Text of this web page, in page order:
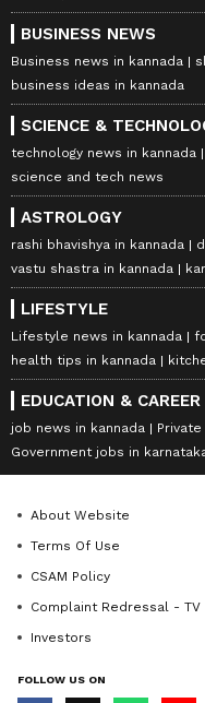
BUSINESS NEWS
Business news in kannada
business ideas in kannada
SCIENCE &
technology news in kannada
science and tech news
ASTROLOGY
rashi bhavishya in kannada
vastu shastra in kannada
LIFESTYLE
Lifestyle news in kannada
health tips in kannada
EDUCATION & CAREER
job news in kannada
Government jobs in
About Website
Terms Of Use
CSAM Policy
Complaint Redressal - TV
Investors
FOLLOW US ON